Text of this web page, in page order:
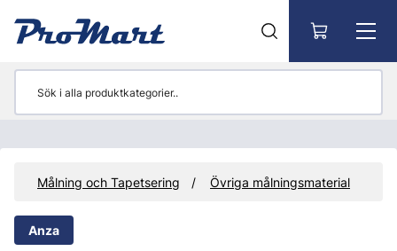
Målning och Tapetsering Övriga målningsmaterial
Anza